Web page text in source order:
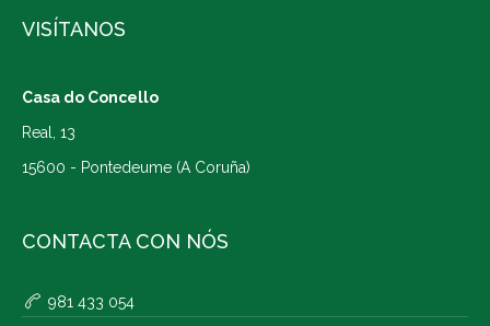
VISÍTANOS
Casa do Concello
Real, 13
15600 - Pontedeume (A Coruña)
CONTACTA CON NÓS
981 433 054